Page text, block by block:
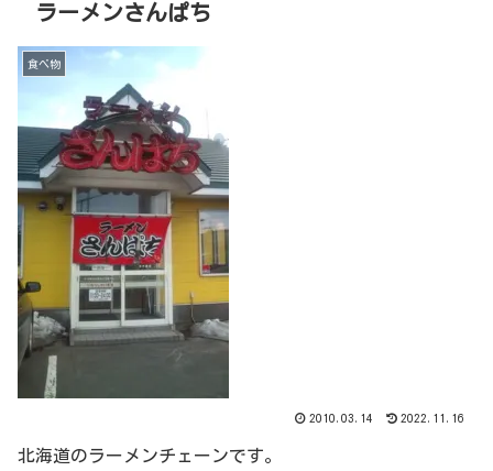
ラーメンさんぱち
食べ物
2010.03.14 2022.11.16
北海道のラーメンチェーンです。